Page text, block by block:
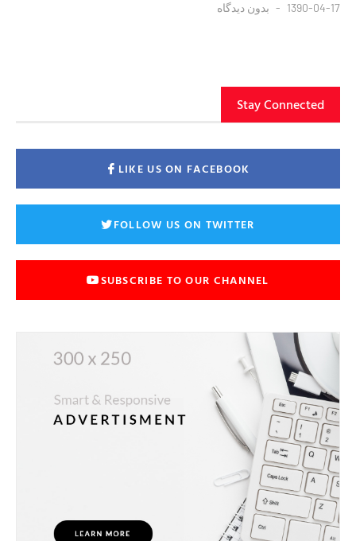
1390-04-17 بدون دیدگاه
Stay Connected
LIKE US ON FACEBOOK
FOLLOW US ON TWITTER
SUBSCRIBE TO OUR CHANNEL